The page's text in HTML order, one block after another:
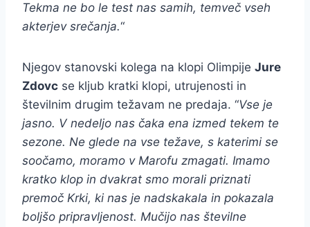
Tekma ne bo le test nas samih, temveč vseh
akterjev srečanja.“
Njegov stanovski kolega na klopi Olimpije Jure
Zdovc se kljub kratki klopi, utrujenosti in
številnim drugim težavam ne predaja. “Vse je
jasno. V nedeljo nas čaka ena izmed tekem te
sezone. Ne glede na vse težave, s katerimi se
soočamo, moramo v Marofu zmagati. Imamo
kratko klop in dvakrat smo morali priznati
premoč Krki, ki nas je nadskakala in pokazala
boljšo pripravljenost. Mučijo nas številne